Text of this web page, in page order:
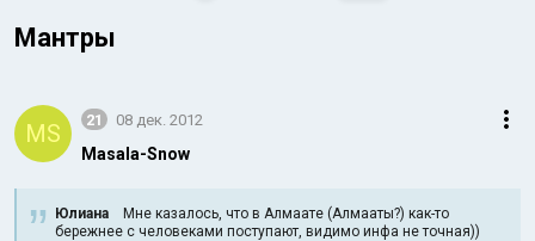
Аравийское море
Мантры
MS 21 08 дек. 2012
Masala-Snow
Юлиана Мне казалось, что в Алмаате (Алмааты?) как-то
бережнее с человеками поступают, видимо инфа не точная))